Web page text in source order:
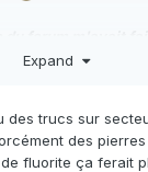
Boulou (il me
très bien au UV
vaudrait peut-être
secteur ....
Expand
des trucs sur
des
fluorite ça ferait